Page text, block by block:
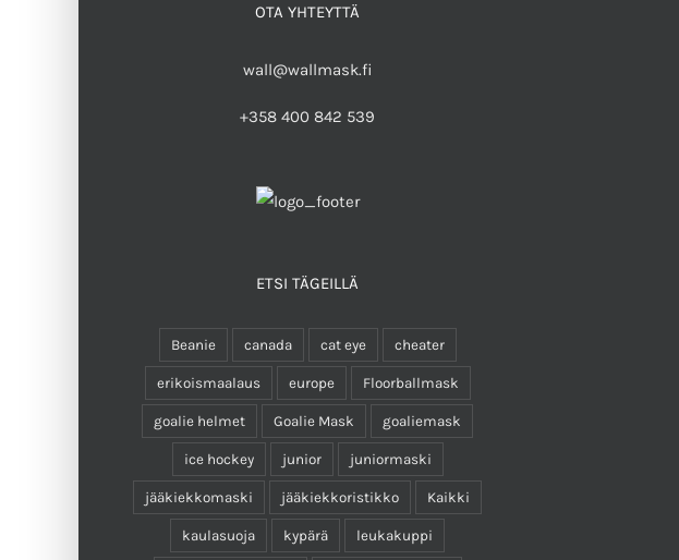
OTA YHTEYTTÄ
wall@wallmask.fi
+358 400 842 539
ETSI TÄGEILLÄ
Beanie canada cat eye cheater
erikoismaalaus europe Floorballmask
goalie helmet Goalie Mask goaliemask
ice hockey junior juniormaski
jääkiekkomaski jääkiekkoristikko Kaikki
kaulasuoja kypärä leukakuppi